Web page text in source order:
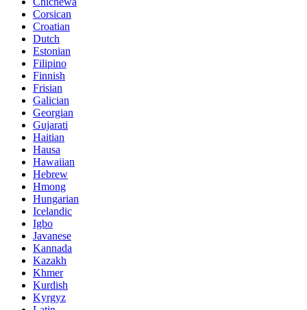
Corsican
Croatian
Dutch
Estonian
Filipino
Finnish
Frisian
Galician
Georgian
Gujarati
Haitian
Hausa
Hawaiian
Hebrew
Hmong
Hungarian
Icelandic
Igbo
Javanese
Kannada
Kazakh
Khmer
Kurdish
Kyrgyz